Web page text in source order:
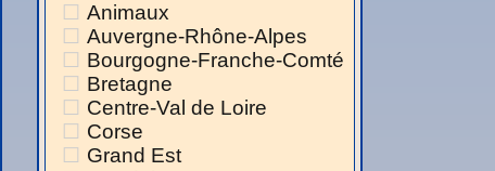
Animaux
Auvergne-Rhône-Alpes
Bourgogne-Franche-Comté
Bretagne
Centre-Val de Loire
Corse
Grand Est